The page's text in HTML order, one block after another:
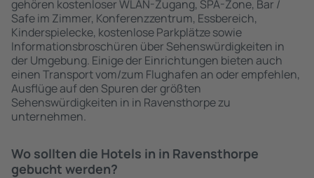
gehören kostenloser WLAN-Zugang, SPA-Zone, Bar /
Safe im Zimmer, Konferenzzentrum, Essbereich,
Kinderspielecke, kostenlose Parkplätze sowie
Informationsbroschüren über Sehenswürdigkeiten in
der Umgebung. Einige der Einrichtungen bieten auch
einen Transport vom/zum Flughafen an oder empfehlen,
Ausflüge auf den Spuren der größten
Sehenswürdigkeiten in in Ravensthorpe zu
unternehmen.
Wo sollten die Hotels in in Ravensthorpe
gebucht werden?